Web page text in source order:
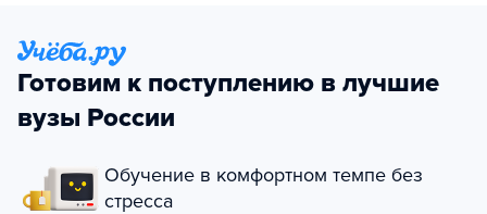
Готовим к поступлению в лучшие
вузы России
Обучение в комфортном темпе без
стресса